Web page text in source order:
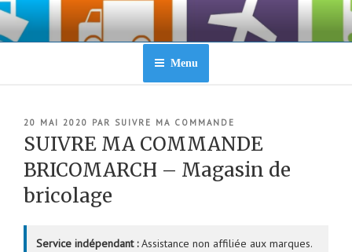
Aller
contenu
Menu
PUBLIÉ
LE
20 MAI 2020 PAR SUIVRE MA COMMANDE
SUIVRE MA COMMANDE
BRICOMARCH – Magasin de
bricolage
Service indépendant :Assistance non affiliée aux marques.